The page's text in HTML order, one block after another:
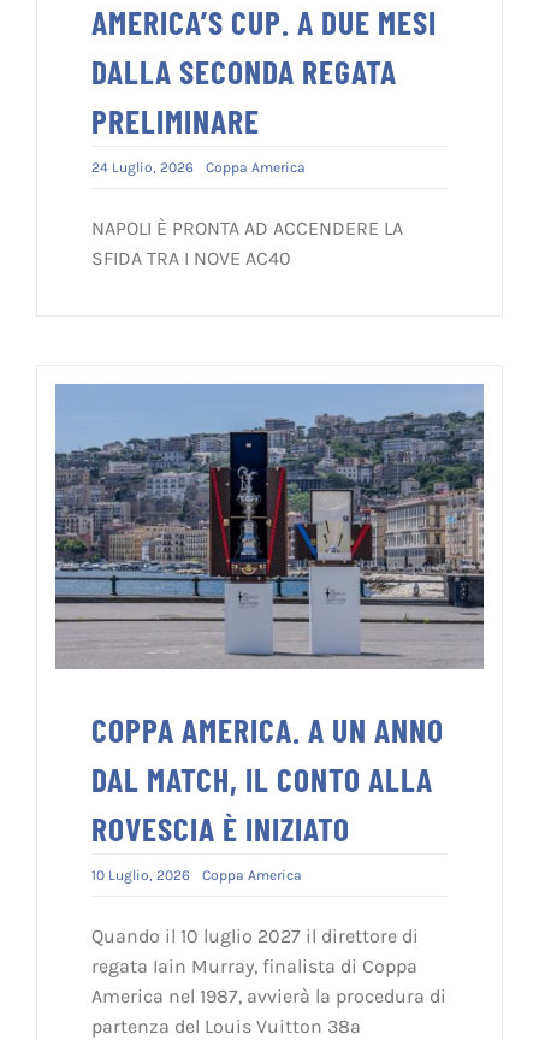
AMERICA’S CUP. A DUE MESI
DALLA SECONDA REGATA
PRELIMINARE
24 Luglio, 2026 Coppa America
NAPOLI È PRONTA AD ACCENDERE LA
SFIDA TRA I NOVE AC40
COPPA AMERICA. A UN ANNO
DAL MATCH, IL CONTO ALLA
ROVESCIA È INIZIATO
10 Luglio, 2026 Coppa America
Quando il 10 luglio 2027 il direttore di
regata Iain Murray, finalista di Coppa
America nel 1987, avvierà la procedura di
partenza del Louis Vuitton 38a